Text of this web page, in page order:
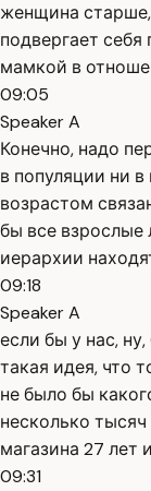
женщина старше,
подвергает
мамкой в
09:05
Speaker A
Конечно, надо
в популяции ни в
возрастом
бы все взрослые
иерархии
09:18
Speaker A
если бы у нас,
такая идея, что
не было бы
несколько
магазина 27 лет
09:31